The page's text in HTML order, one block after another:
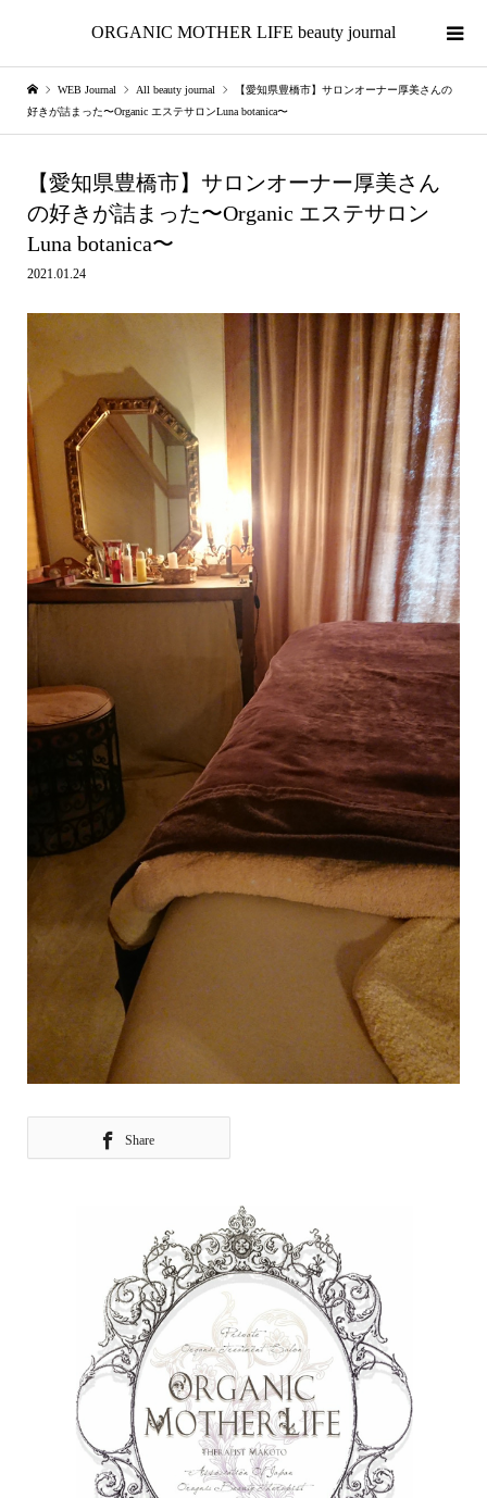
ORGANIC MOTHER LIFE beauty journal
WEB Journal All beauty journal
【愛知県豊橋市】サロンオーナー厚美さんの
好きが詰まった〜Organic エステサロンLuna botanica〜
【愛知県豊橋市】サロンオーナー厚美さん
の好きが詰まった〜Organic エステサロン
Luna botanica〜
2021.01.24
Share